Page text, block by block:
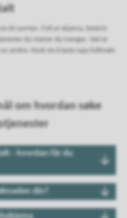
ID-porten. Fyll ut skjema, beskriv
du mener du trenger. Det er
andre. Husk da å laste opp fullmakt
om hvordan søke
- hvordan får du
din?